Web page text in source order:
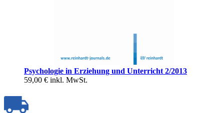
Psychologie in Erziehung und Unterricht 2/2013
59,00 € inkl. MwSt.